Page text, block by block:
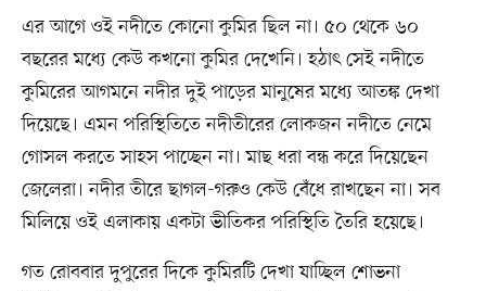
এর আগে ওই নদীতে কোনো কুমির ছিল না। ৫০ থেকে ৬০
বছরের মধ্যে কেউ কখনো কুমির দেখেনি। হঠাৎ সেই নদীতে
কুমিরের আগমনে নদীর দুই পাড়ের মানুষের মধ্যে আতঙ্ক দেখা
দিয়েছে। এমন পরিস্থিতিতে নদীতীরের লোকজন নদীতে নেমে
গোসল করতে সাহস পাচ্ছেন না। মাছ ধরা বন্ধ করে দিয়েছেন
জেলেরা। নদীর তীরে ছাগল-গরুও কেউ বেঁধে রাখছেন না। সব
মিলিয়ে ওই এলাকায় একটা ভীতিকর পরিস্থিতি তৈরি হয়েছে।
গত রোববার দুপুরের দিকে কুমিরটি দেখা যাচ্ছিল শোভনা